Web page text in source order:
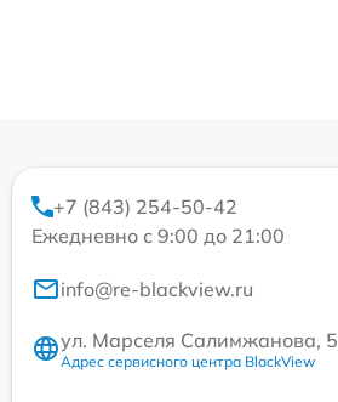
+7 (843) 254-50-42
Ежедневно с 9:00 до 21:00
info@re-blackview.ru
ул. Марселя Салимжанова, 5
Адрес сервисного центра BlackView